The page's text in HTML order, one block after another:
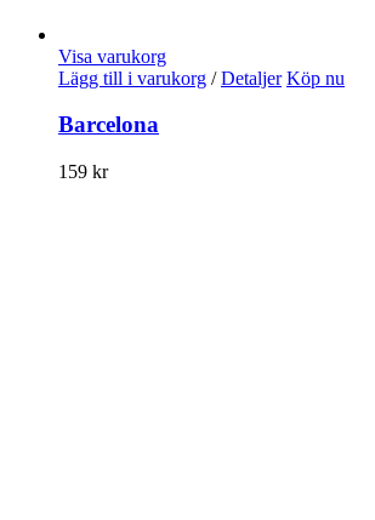
Visa varukorg
Lägg till i varukorg / Detaljer Köp nu
Barcelona
159 kr